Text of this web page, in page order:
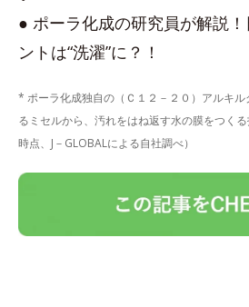
● ポーラ化成の研究員が解説
ントは“洗濯”に？！
* ポーラ化成独自の（Ｃ１２－２０）アルキ
るミセルから、汚れをはね返す水の膜をつく
時点、J－GLOBALによる自社調べ）